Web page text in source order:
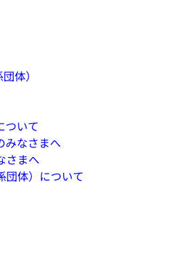
体）
ついて
みなさまへ
さまへ
団体）について